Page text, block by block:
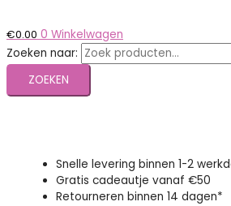
€0.00 0 Winkelwagen
Zoeken naar:
ZOEKEN
Snelle levering binnen 1-2
Gratis cadeautje vanaf €50
Retourneren binnen 14 dagen*